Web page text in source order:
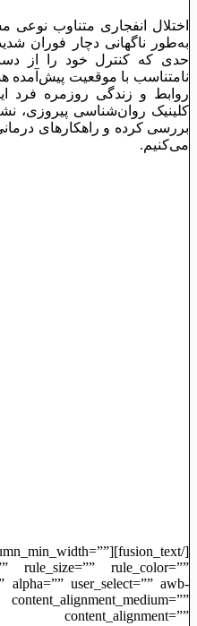
اختلال انفجاری متناوب
به‌طور ناگهانی دچار فوران
حدی که کنترل خود را از
نامتناسب با موقعیت پیش‌آمده
روابط و زندگی روزمره فرد
کلینیک روان‌شناسی پیروزی،
بررسی کرده و راهکارهای
می‌کنیم.
rule_size=”” rule_color=””
alpha=”” user_select=”” awb-
content_alignment=””